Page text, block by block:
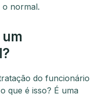
o normal.
do funcionário
que é isso? É uma